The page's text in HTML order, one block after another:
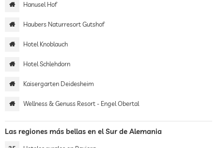
Hanusel Hof
Haubers Naturresort Gutshof
Hotel Knoblauch
Hotel Schlehdorn
Kaisergarten Deidesheim
Wellness & Genuss Resort - Engel Obertal
Las regiones más bellas en el Sur de Alemania